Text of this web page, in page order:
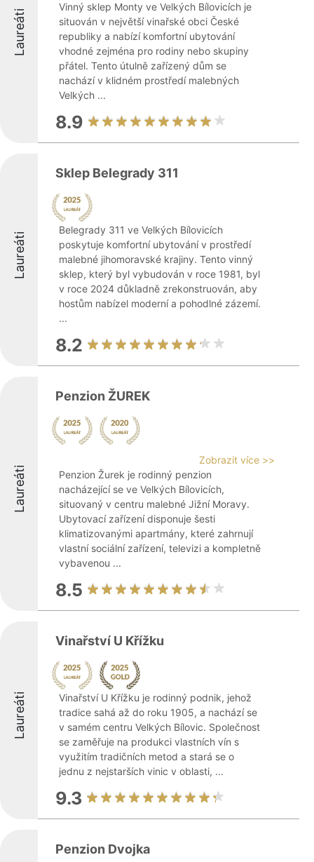
Laureáti
Vinný sklep Monty ve Velkých Bílovicích je
situován v největší vinařské obci České
republiky a nabízí komfortní ubytování
vhodné zejména pro rodiny nebo skupiny
přátel. Tento útulně zařízený dům se
nachází v klidném prostředí malebných
Velkých ...
8.9
Laureáti
Sklep Belegrady 311
Belegrady 311 ve Velkých Bílovicích
poskytuje komfortní ubytování v prostředí
malebné jihomoravské krajiny. Tento vinný
sklep, který byl vybudován v roce 1981, byl
v roce 2024 důkladně zrekonstruován, aby
hostům nabízel moderní a pohodlné zázemí.
...
8.2
Laureáti
Penzion ŽUREK
Zobrazit více >>
Penzion Žurek je rodinný penzion
nacházející se ve Velkých Bílovicích,
situovaný v centru malebné Jižní Moravy.
Ubytovací zařízení disponuje šesti
klimatizovanými apartmány, které zahrnují
vlastní sociální zařízení, televizi a kompletně
vybavenou ...
8.5
Laureáti
Vinařství U Křížku
Vinařství U Křížku je rodinný podnik, jehož
tradice sahá až do roku 1905, a nachází se
v samém centru Velkých Bílovic. Společnost
se zaměřuje na produkci vlastních vín s
využitím tradičních metod a stará se o
jednu z nejstarších vinic v oblasti, ...
9.3
Penzion Dvojka